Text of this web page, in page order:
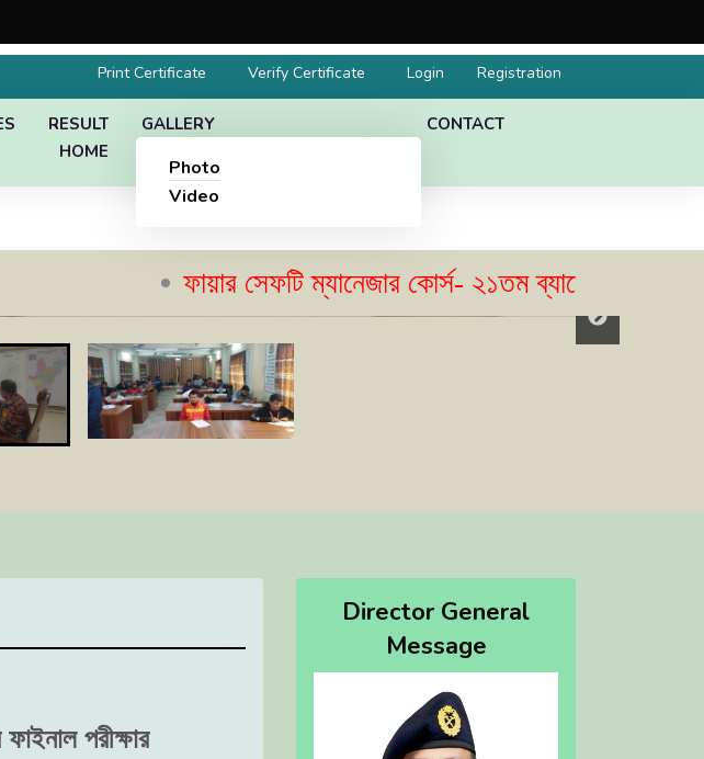
Print Certificate Verify Certificate Login Registration
CONTACT
GALLERY
Photo
Video
RESULT
HOME
ফায়ার সেফটি ম্যানেজার কোর্স- ২১তম ব্যাচের ভর্তি
পরীক্ষার
Director General
Message